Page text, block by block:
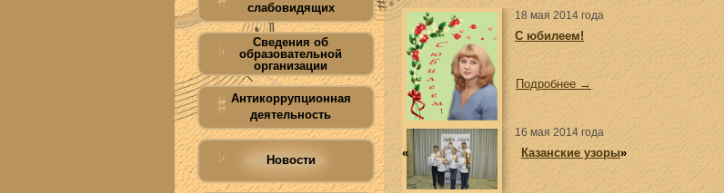
слабовидящих
Сведения об
образовательной
организации
Антикоррупционная
деятельность
Новости
18 мая 2014 года
С юбилеем!
Подробнее →
16 мая 2014 года
« Казанские узоры»